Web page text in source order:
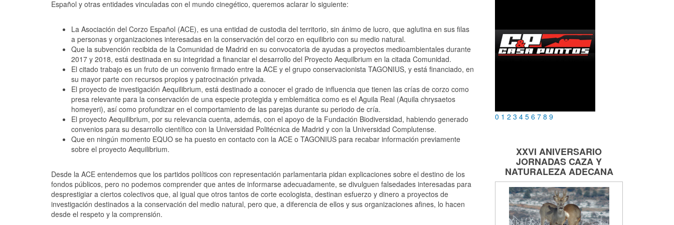
Español y otras entidades vinculadas con el mundo cinegético, queremos aclarar lo siguiente:
La Asociación del Corzo Español (ACE), es una entidad de custodia del territorio, sin ánimo de lucro, que aglutina en sus filas
a personas y organizaciones interesadas en la conservación del corzo en equilibrio con su medio natural.
Que la subvención recibida de la Comunidad de Madrid en su convocatoria de ayudas a proyectos medioambientales durante
2017 y 2018, está destinada en su integridad a financiar el desarrollo del Proyecto Aequilbrium en la citada Comunidad.
El citado trabajo es un fruto de un convenio firmado entre la ACE y el grupo conservacionista TAGONIUS, y está financiado, en
su mayor parte con recursos propios y patrocinación privada.
El proyecto de investigación Aequilibrium, está destinado a conocer el grado de influencia que tienen las crías de corzo como
presa relevante para la conservación de una especie protegida y emblemática como es el Aguila Real (Aquila chrysaetos
homeyeri), así como profundizar en el comportamiento de las parejas durante su periodo de cría.
El proyecto Aequilibrium, por su relevancia cuenta, además, con el apoyo de la Fundación Biodiversidad, habiendo generado
convenios para su desarrollo científico con la Universidad Politécnica de Madrid y con la Universidad Complutense.
Que en ningún momento EQUO se ha puesto en contacto con la ACE o TAGONIUS para recabar información previamente
sobre el proyecto Aequilibrium.
Desde la ACE entendemos que los partidos políticos con representación parlamentaria pidan explicaciones sobre el destino de los
fondos públicos, pero no podemos comprender que antes de informarse adecuadamente, se divulguen falsedades interesadas para
desprestigiar a ciertos colectivos que, al igual que otros tantos de corte ecologista, destinan esfuerzo y dinero a proyectos de
investigación destinados a la conservación del medio natural, pero que, a diferencia de ellos y sus organizaciones afines, lo hacen
desde el respeto y la comprensión.
0 1 2 3 4 5 6 7 8 9
XXVI ANIVERSARIO
JORNADASCAZA Y
NATURALEZAADECANA